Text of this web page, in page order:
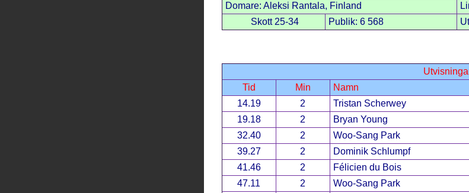
Domare: Aleksi Rantala, Finland
Skott 25-34
Publik: 6 568
Tid
Min Namn
14.19
2 Tristan Scherwey
19.18
2 Bryan Young
32.40
2 Woo-Sang Park
39.27
2 Dominik Schlumpf
41.46
2 Félicien du Bois
47.11
2 Woo-Sang Park